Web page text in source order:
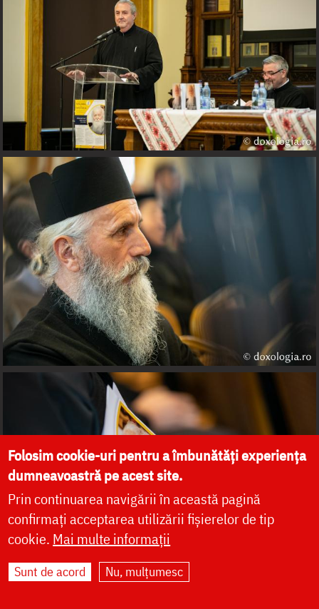
Folosim cookie-uri pentru a îmbunătăți experiența
dumneavoastră pe acest site.
Prin continuarea navigării în această pagină
confirmați acceptarea utilizării fișierelor de tip
cookie. Mai multe informații
Sunt de acord Nu, mulțumesc